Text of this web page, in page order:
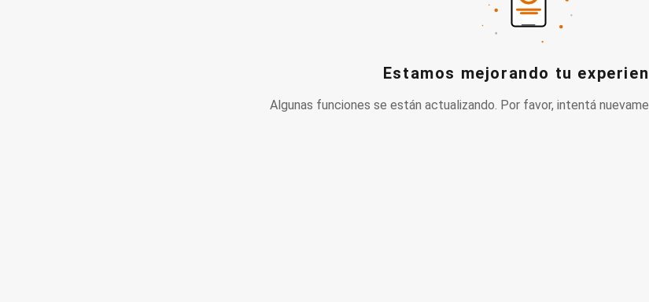
Estamos mejorando tu
Algunas funciones se están actualizando. Por favor, intentá